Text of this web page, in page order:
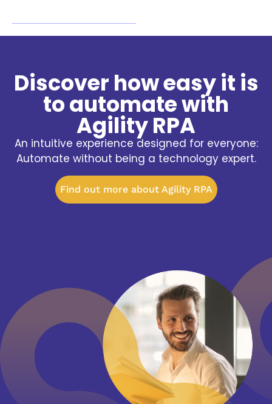
Discover how easy it is
to automate with
Agility RPA
An intuitive experience designed for everyone:
Automate without being a technology expert.
Find out more about Agility RPA